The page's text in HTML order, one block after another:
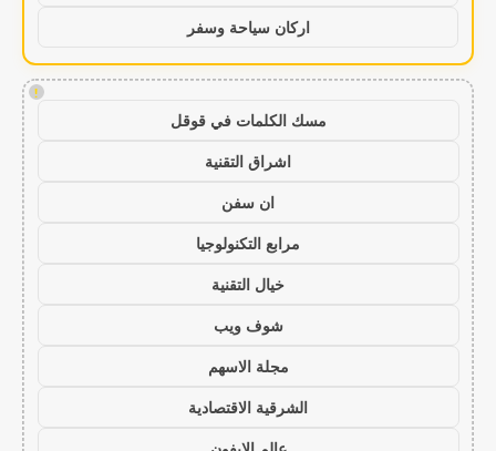
اركان سياحة وسفر
!
مسك الكلمات في قوقل
اشراق التقنية
ان سفن
مرابع التكنولوجيا
خيال التقنية
شوف ويب
مجلة الاسهم
الشرقية الاقتصادية